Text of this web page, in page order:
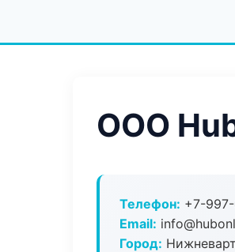
ООО
Телефон: +7-
Email:
Город: